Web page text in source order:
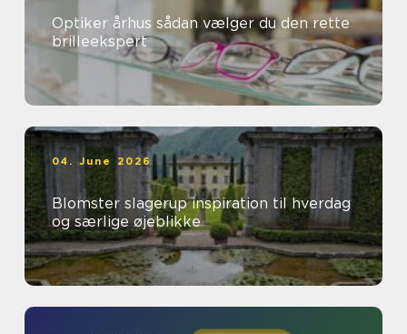
Optiker århus sådan vælger du den rette
brilleekspert
04. June 2026
Blomster slagerup inspiration til hverdag
og særlige øjeblikke